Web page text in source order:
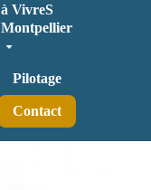
à VivreS
Montpellier
Pilotage
Contact